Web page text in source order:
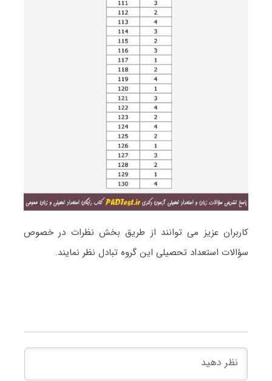
کاربران عزیز می توانند از طریق بخش نظرات در خصوص
سؤالات استعداد تحصیلی این گروه تبادل نظر نمایند.